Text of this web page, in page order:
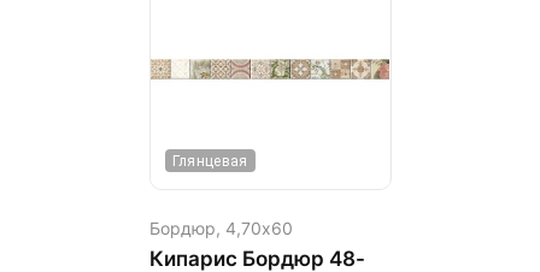
Глянцевая
Бордюр, 4,70х60
Кипарис Бордюр 48-